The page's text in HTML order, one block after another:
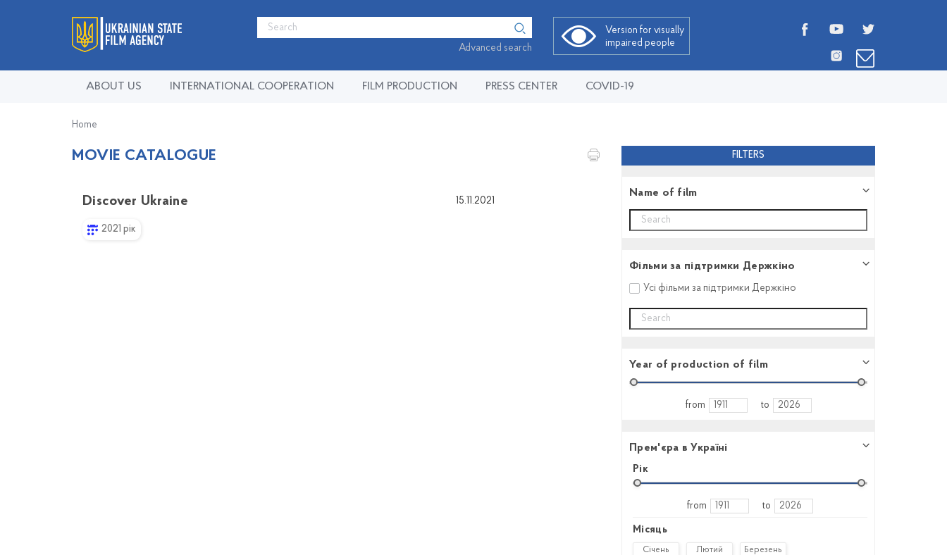
Advanced search
Version for visually
impaired people
ABOUT US INTERNATIONAL COOPERATION FILM PRODUCTION PRESS CENTER COVID-19
Home
MOVIE CATALOGUE
Discover Ukraine 15.11.2021
2021 рік
FILTERS
Name of film
Фільми за підтримки Держкіно
Усі фільми за підтримки Держкіно
Year of production of film
from to
Прем'єра в Україні
Рік
from to
Місяць
Січень Лютий Березень